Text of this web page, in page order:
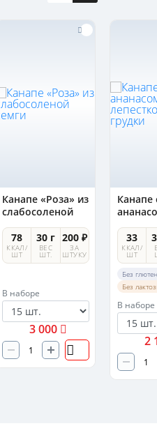
Канапе «Роза» из
слабосоленой
семги
78
ККАЛ/
ШТ
30 г
ВЕС
ШТ.
200 ₽
ЗА
ШТУКУ
В наборе
3 000
Канапе
33
ККАЛ/
ШТ
Без
Без
В наборе
2